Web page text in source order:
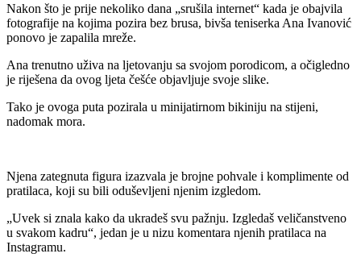
Nakon što je prije nekoliko dana „srušila internet“ kada je obajvila
fotografije na kojima pozira bez brusa, bivša teniserka Ana Ivanović
ponovo je zapalila mreže.
Ana trenutno uživa na ljetovanju sa svojom porodicom, a očigledno
je riješena da ovog ljeta češće objavljuje svoje slike.
Tako je ovoga puta pozirala u minijatirnom bikiniju na stijeni,
nadomak mora.
Njena zategnuta figura izazvala je brojne pohvale i komplimente od
pratilaca, koji su bili oduševljeni njenim izgledom.
„Uvek si znala kako da ukradeš svu pažnju. Izgledaš veličanstveno
u svakom kadru“, jedan je u nizu komentara njenih pratilaca na
Instagramu.